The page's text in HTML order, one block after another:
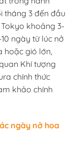
tháng 3 đến đầu
khoảng 3-
ngày từ lúc nở
hoặc gió lớn,
Khí tượng
chính thức
khảo chính
ngày nở hoa